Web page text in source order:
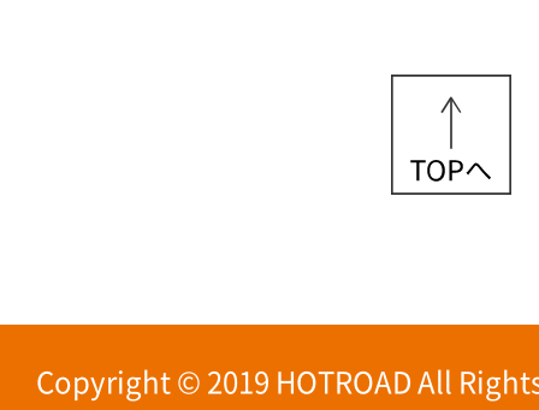
Copyright © 2019 HOTROAD All